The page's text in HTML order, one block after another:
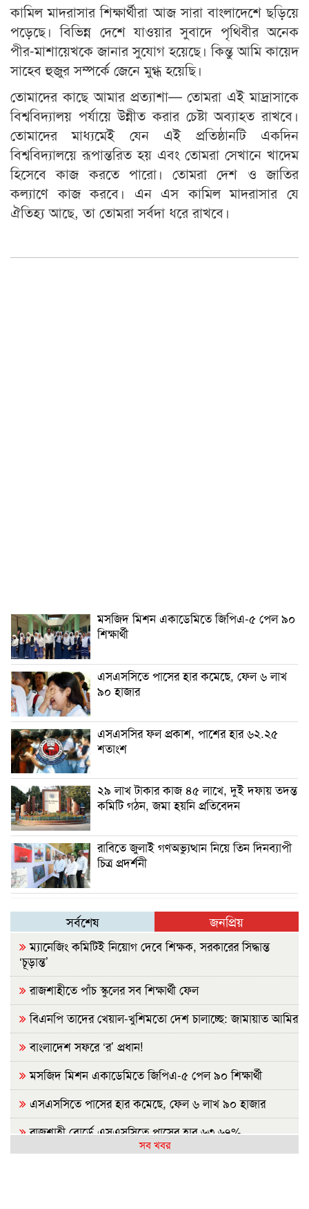
কামিল মাদরাসার শিক্ষার্থীরা আজ সারা বাংলাদেশে ছড়িয়ে
পড়েছে। বিভিন্ন দেশে যাওয়ার সুবাদে পৃথিবীর অনেক
পীর-মাশায়েখকে জানার সুযোগ হয়েছে। কিন্তু আমি কায়েদ
সাহেব হুজুর সম্পর্কে জেনে মুগ্ধ হয়েছি।
তোমাদের কাছে আমার প্রত্যাশা— তোমরা এই মাদ্রাসাকে
বিশ্ববিদ্যালয় পর্যায়ে উন্নীত করার চেষ্টা অব্যাহত রাখবে।
তোমাদের মাধ্যমেই যেন এই প্রতিষ্ঠানটি একদিন
বিশ্ববিদ্যালয়ে রূপান্তরিত হয় এবং তোমরা সেখানে খাদেম
হিসেবে কাজ করতে পারো। তোমরা দেশ ও জাতির
কল্যাণে কাজ করবে। এন এস কামিল মাদরাসার যে
ঐতিহ্য আছে, তা তোমরা সর্বদা ধরে রাখবে।
মসজিদ মিশন একাডেমিতে জিপিএ-৫ পেল ৯০
শিক্ষার্থী
এসএসসিতে পাসের হার কমেছে, ফেল ৬ লাখ
৯০ হাজার
এসএসসির ফল প্রকাশ, পাশের হার ৬২.২৫
শতাংশ
২৯ লাখ টাকার কাজ ৪৫ লাখে, দুই দফায় তদন্ত
কমিটি গঠন, জমা হয়নি প্রতিবেদন
রাবিতে জুলাই গণঅভ্যুত্থান নিয়ে তিন দিনব্যাপী
চিত্র প্রদর্শনী
সর্বশেষ জনপ্রিয়
ম্যানেজিং কমিটিই নিয়োগ দেবে শিক্ষক, সরকারের সিদ্ধান্ত
‘চূড়ান্ত’
রাজশাহীতে পাঁচ স্কুলের সব শিক্ষার্থী ফেল
বিএনপি তাদের খেয়াল-খুশিমতো দেশ চালাচ্ছে: জামায়াত আমির
বাংলাদেশ সফরে ‘র’ প্রধান!
মসজিদ মিশন একাডেমিতে জিপিএ-৫ পেল ৯০ শিক্ষার্থী
এসএসসিতে পাসের হার কমেছে, ফেল ৬ লাখ ৯০ হাজার
রাজশাহী বোর্ডে এসএসসিতে পাসের হার ৬৩.৬৭%
এসএসসিতে রাজশাহী ক্যাডেট কলেজের শতভাগ জিপিএ-৫
সব খবর